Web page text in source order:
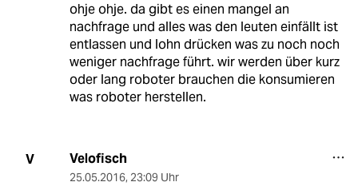
ohje ohje. da gibt es einen mangel an
nachfrage und alles was den leuten einfällt ist
entlassen und lohn drücken was zu noch noch
weniger nachfrage führt. wir werden über kurz
oder lang roboter brauchen die konsumieren
was roboter herstellen.
V Velofisch
25.05.2016, 23:09 Uhr